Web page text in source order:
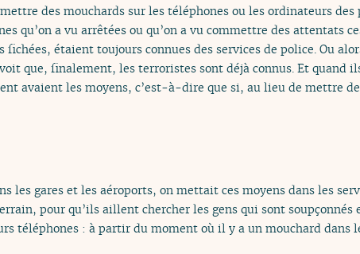
des mouchards sur les téléphones ou les ordinateurs des
qu’on a vu arrêtées ou qu’on a vu commettre des attentats
fichées, étaient toujours connues des services de police. Ou
que, finalement, les terroristes sont déjà connus. Et quand
avaient les moyens, c’est-à-dire que si, au lieu de mettre
les gares et les aéroports, on mettait ces moyens dans les
pour qu’ils aillent chercher les gens qui sont
téléphones : à partir du moment où il y a un mouchard